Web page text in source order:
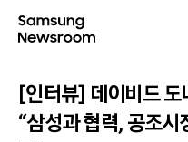
[인터뷰] 데이비드 도
“삼성과 협력, 공조